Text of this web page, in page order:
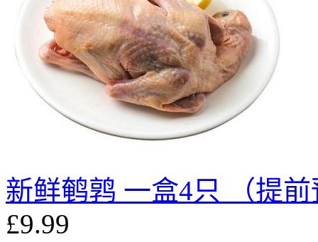
新鲜鹌鹑 一盒4只 （提
£9.99